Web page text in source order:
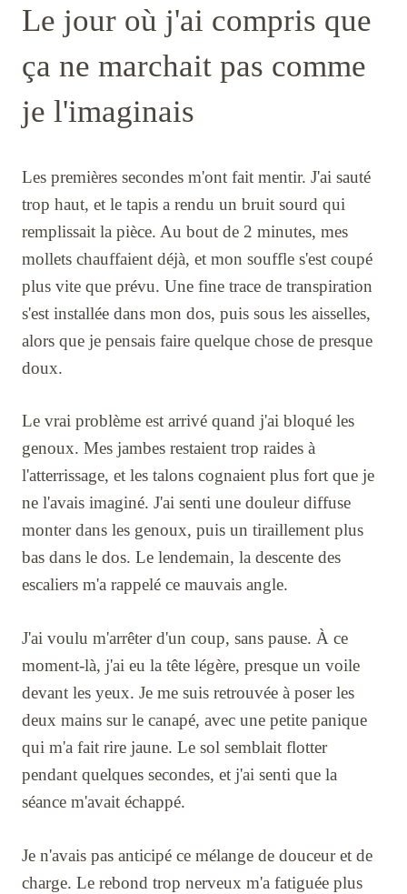
Le jour où j'ai compris que
ça ne marchait pas comme
je l'imaginais
Les premières secondes m'ont fait mentir. J'ai sauté
trop haut, et le tapis a rendu un bruit sourd qui
remplissait la pièce. Au bout de 2 minutes, mes
mollets chauffaient déjà, et mon souffle s'est coupé
plus vite que prévu. Une fine trace de transpiration
s'est installée dans mon dos, puis sous les aisselles,
alors que je pensais faire quelque chose de presque
doux.
Le vrai problème est arrivé quand j'ai bloqué les
genoux. Mes jambes restaient trop raides à
l'atterrissage, et les talons cognaient plus fort que je
ne l'avais imaginé. J'ai senti une douleur diffuse
monter dans les genoux, puis un tiraillement plus
bas dans le dos. Le lendemain, la descente des
escaliers m'a rappelé ce mauvais angle.
J'ai voulu m'arrêter d'un coup, sans pause. À ce
moment-là, j'ai eu la tête légère, presque un voile
devant les yeux. Je me suis retrouvée à poser les
deux mains sur le canapé, avec une petite panique
qui m'a fait rire jaune. Le sol semblait flotter
pendant quelques secondes, et j'ai senti que la
séance m'avait échappé.
Je n'avais pas anticipé ce mélange de douceur et de
charge. Le rebond trop nerveux m'a fatiguée plus